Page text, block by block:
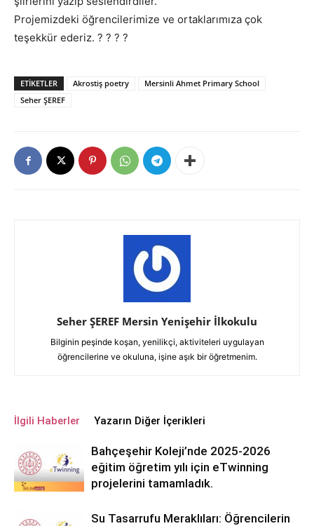
Projemizdeki öğrencilerimize ve ortaklarımıza çok
teşekkür ederiz. ? ? ? ?
ETIKETLER Akrostiş poetry
Mersinli Ahmet Primary School
Seher ŞEREF
Seher ŞEREF Mersin Yenişehir İlkokulu
Bilginin peşinde koşan, yenilikçi, aktiviteleri uygulayan
öğrencilerine ve okuluna, işine aşık bir öğretmenim.
İlgili Haberler Yazarın Diğer İçerikleri
Bahçeşehir Koleji’nde 2025-2026
eğitim öğretim yılı için eTwinning
projelerini tamamladık.
Su Tasarrufu Meraklıları: Öğrencilerin